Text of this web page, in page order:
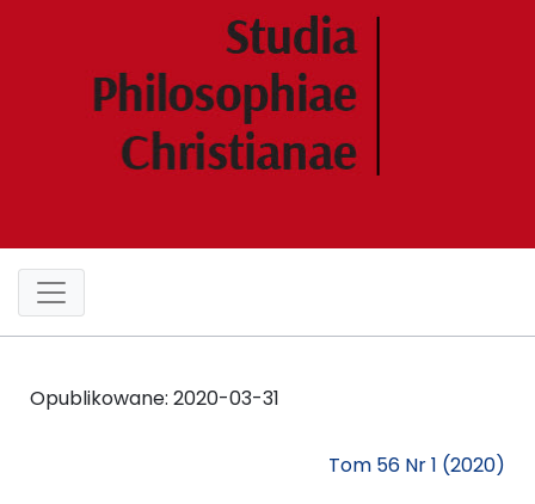
Opublikowane: 2020-03-31
Tom 56 Nr 1 (2020)